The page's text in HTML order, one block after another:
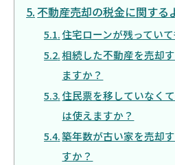
不動産売却の税金に関する
住宅ローンが残ってい
相続した不動産を売却
ますか？
住民票を移していなく
は使えますか？
築年数が古い家を売却
すか？